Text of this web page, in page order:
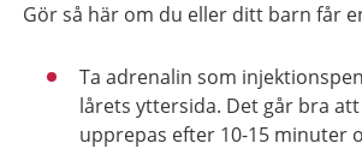
Gör så här om du eller ditt barn får
Ta adrenalin som
lårets yttersida. Det går bra
upprepas efter 10-15 minuter